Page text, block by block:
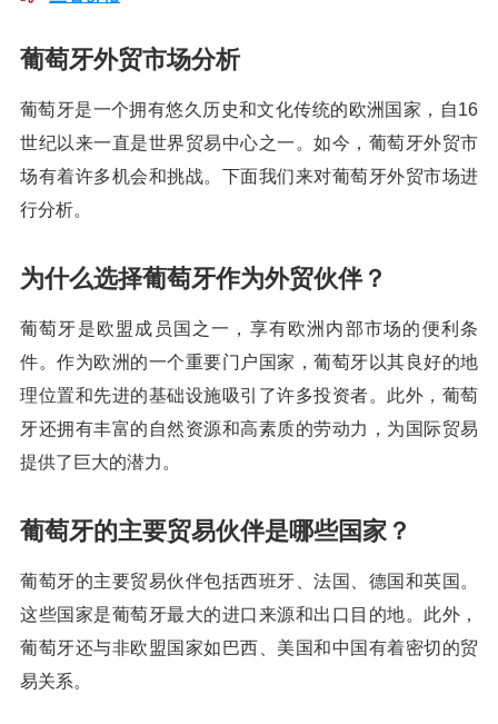
葡萄牙外贸市场分析
葡萄牙是一个拥有悠久历史和文化传统的欧洲国家，自16
世纪以来一直是世界贸易中心之一。如今，葡萄牙外贸市
场有着许多机会和挑战。下面我们来对葡萄牙外贸市场进
行分析。
为什么选择葡萄牙作为外贸伙伴？
葡萄牙是欧盟成员国之一，享有欧洲内部市场的便利条
件。作为欧洲的一个重要门户国家，葡萄牙以其良好的地
理位置和先进的基础设施吸引了许多投资者。此外，葡萄
牙还拥有丰富的自然资源和高素质的劳动力，为国际贸易
提供了巨大的潜力。
葡萄牙的主要贸易伙伴是哪些国家？
葡萄牙的主要贸易伙伴包括西班牙、法国、德国和英国。
这些国家是葡萄牙最大的进口来源和出口目的地。此外，
葡萄牙还与非欧盟国家如巴西、美国和中国有着密切的贸
易关系。